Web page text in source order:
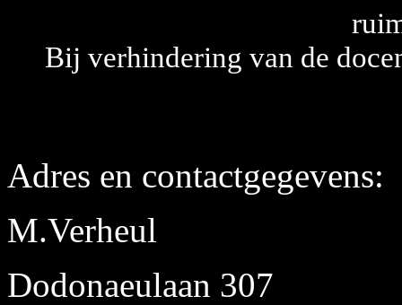
Bij verhindering van de
Adres en contactgegevens:
M.Verheul
Dodonaeulaan 307